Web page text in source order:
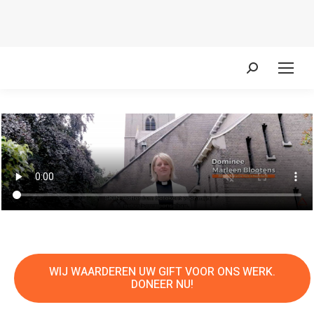
Zoeken:
WIJ WAARDEREN UW GIFT VOOR ONS WERK.
DONEER NU!